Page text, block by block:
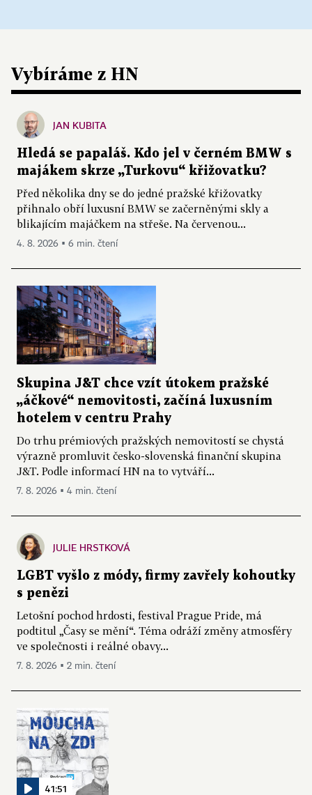
Vybíráme z HN
JAN KUBITA
Hledá se papaláš. Kdo jel v černém BMW s
majákem skrze „Turkovu“ křižovatku?
Před několika dny se do jedné pražské křižovatky
přihnalo obří luxusní BMW se začerněnými skly a
blikajícím majáčkem na střeše. Na červenou...
4. 8. 2026 ▪ 6 min. čtení
Skupina J&T chce vzít útokem pražské
„áčkové“ nemovitosti, začíná luxusním
hotelem v centru Prahy
Do trhu prémiových pražských nemovitostí se chystá
výrazně promluvit česko-slovenská finanční skupina
J&T. Podle informací HN na to vytváří...
7. 8. 2026 ▪ 4 min. čtení
JULIE HRSTKOVÁ
LGBT vyšlo z módy, firmy zavřely kohoutky
s penězi
Letošní pochod hrdosti, festival Prague Pride, má
podtitul „Časy se mění“. Téma odráží změny atmosféry
ve společnosti i reálné obavy...
7. 8. 2026 ▪ 2 min. čtení
41:51